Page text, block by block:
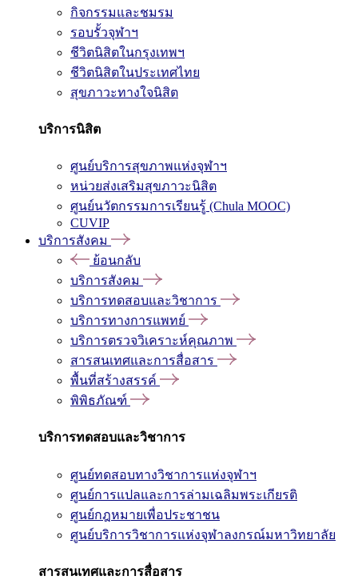
กิจกรรมและชมรม
รอบรั้วจุฬาฯ
ชีวิตนิสิตในกรุงเทพฯ
ชีวิตนิสิตในประเทศไทย
สุขภาวะทางใจนิสิต
บริการนิสิต
ศูนย์บริการสุขภาพแห่งจุฬาฯ
หน่วยส่งเสริมสุขภาวะนิสิต
ศูนย์นวัตกรรมการเรียนรู้ (Chula MOOC)
CUVIP
บริการสังคม
ย้อนกลับ
บริการสังคม
บริการทดสอบและวิชาการ
บริการทางการแพทย์
บริการตรวจวิเคราะห์คุณภาพ
สารสนเทศและการสื่อสาร
พื้นที่สร้างสรรค์
พิพิธภัณฑ์
บริการทดสอบและวิชาการ
ศูนย์ทดสอบทางวิชาการแห่งจุฬาฯ
ศูนย์การแปลและการล่ามเฉลิมพระเกียรติ
ศูนย์กฎหมายเพื่อประชาชน
ศูนย์บริการวิชาการแห่งจุฬาลงกรณ์มหาวิทยาลัย
สารสนเทศและการสื่อสาร